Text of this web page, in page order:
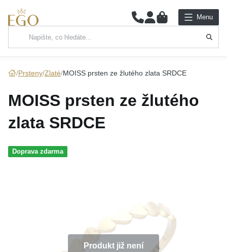
0 Menu
Hlavní kategorie
Prsteny Zlaté MOISS prsten ze žlutého zlata SRDCE
MOISS prsten ze žlutého
zlata SRDCE
Doprava zdarma
Produkt již není